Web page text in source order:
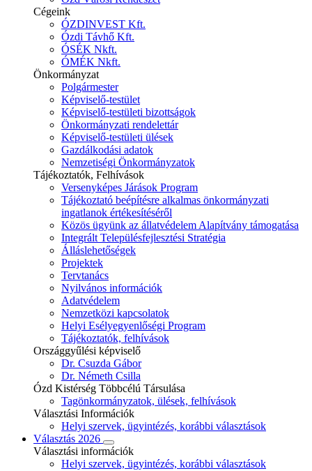
Cégeink
ÓZDINVEST Kft.
Ózdi Távhő Kft.
ÓSÉK Nkft.
ÓMÉK Nkft.
Önkormányzat
Polgármester
Képviselő-testület
Képviselő-testületi bizottságok
Önkormányzati rendelettár
Képviselő-testületi ülések
Gazdálkodási adatok
Nemzetiségi Önkormányzatok
Tájékoztatók, Felhívások
Versenyképes Járások Program
Tájékoztató beépítésre alkalmas önkormányzati
ingatlanok értékesítéséről
Közös ügyünk az állatvédelem Alapítvány támogatása
Integrált Településfejlesztési Stratégia
Álláslehetőségek
Projektek
Tervtanács
Nyilvános információk
Adatvédelem
Nemzetközi kapcsolatok
Helyi Esélyegyenlőségi Program
Tájékoztatók, felhívások
Országgyűlési képviselő
Dr. Csuzda Gábor
Dr. Németh Csilla
Ózd Kistérség Többcélú Társulása
Tagönkormányzatok, ülések, felhívások
Választási Információk
Helyi szervek, ügyintézés, korábbi választások
Választás 2026
Választási információk
Helyi szervek, ügyintézés, korábbi választások